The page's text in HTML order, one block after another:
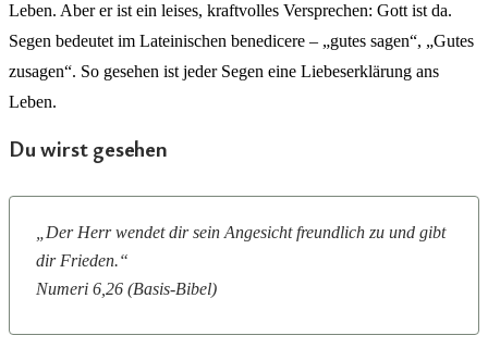
Leben. Aber er ist ein leises, kraftvolles Versprechen: Gott ist da.
Segen bedeutet im Lateinischen benedicere – „gutes sagen“, „Gutes
zusagen“. So gesehen ist jeder Segen eine Liebeserklärung ans
Leben.
Du wirst gesehen
„Der Herr wendet dir sein Angesicht freundlich zu und gibt
dir Frieden.“
Numeri 6,26 (Basis-Bibel)